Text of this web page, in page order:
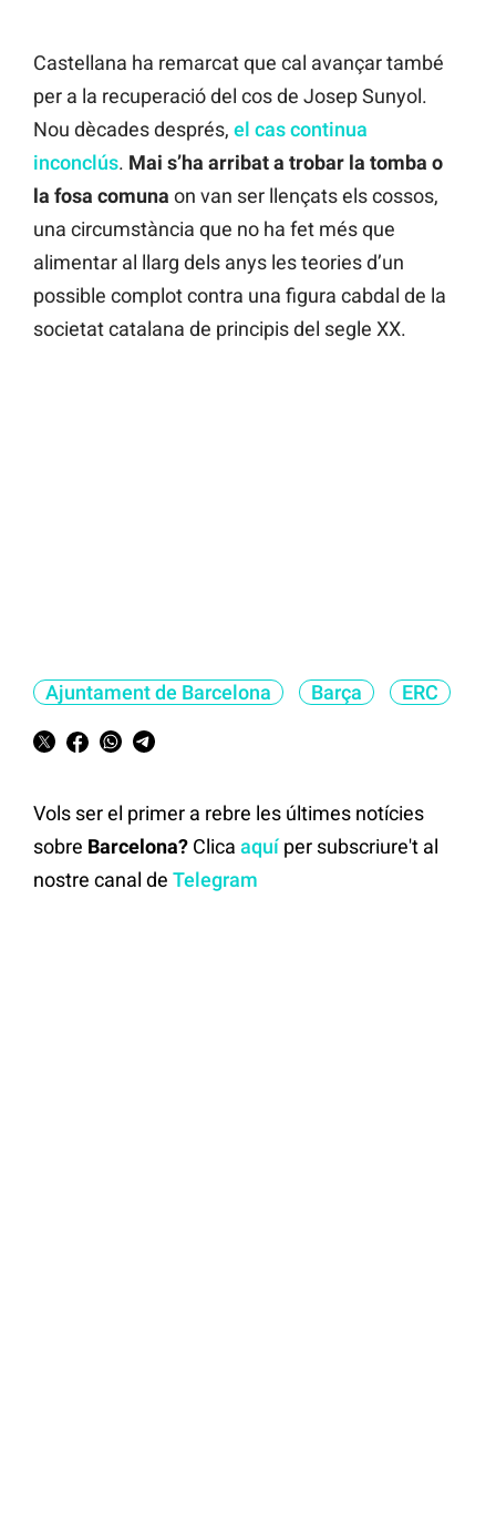
Castellana ha remarcat que cal avançar també
per a la recuperació del cos de Josep Sunyol.
Nou dècades després, el cas continua
inconclús. Mai s’ha arribat a trobar la tomba o
la fosa comuna on van ser llençats els cossos,
una circumstància que no ha fet més que
alimentar al llarg dels anys les teories d’un
possible complot contra una figura cabdal de la
societat catalana de principis del segle XX.
Ajuntament de Barcelona Barça ERC
Vols ser el primer a rebre les últimes notícies
sobre Barcelona? Clica aquíper subscriure't al
nostre canal de Telegram